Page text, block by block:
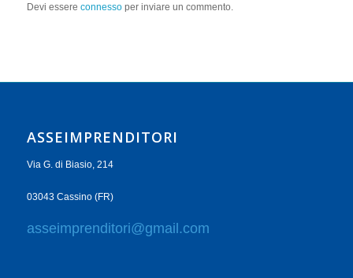
Devi essere connessoper inviare un commento.
ASSEIMPRENDITORI
Via G. di Biasio, 214
03043 Cassino (FR)
asseimprenditori@gmail.com